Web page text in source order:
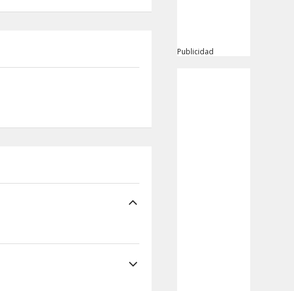
Publicidad